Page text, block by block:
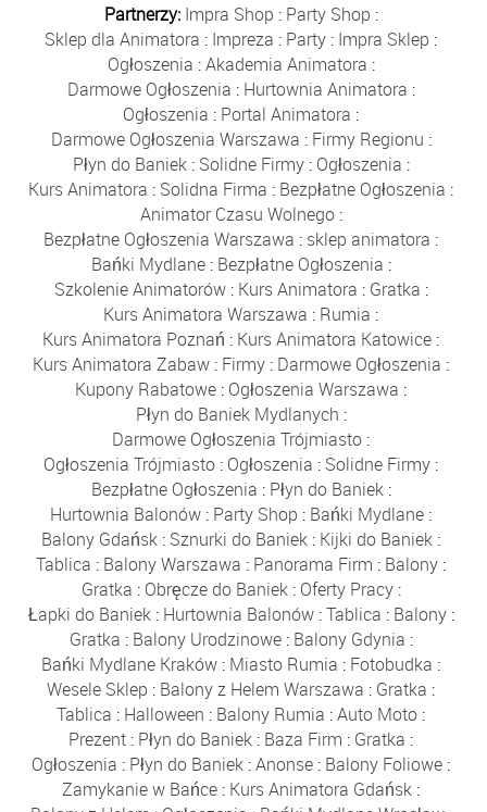
Partnerzy: Impra Shop : Party Shop :
Sklep dla Animatora : Impreza : Party : Impra Sklep :
Ogłoszenia :Akademia Animatora :
Darmowe Ogłoszenia : Hurtownia Animatora :
Ogłoszenia : Portal Animatora :
Darmowe Ogłoszenia Warszawa : Firmy Regionu :
Płyn do Baniek: Solidne Firmy: Ogłoszenia :
Kurs Animatora : Solidna Firma : Bezpłatne Ogłoszenia :
Animator Czasu Wolnego:
Bezpłatne Ogłoszenia Warszawa : sklep animatora :
Bańki Mydlane: Bezpłatne Ogłoszenia :
Szkolenie Animatorów: Kurs Animatora : Gratka :
Kurs Animatora Warszawa : Rumia :
Kurs Animatora Poznań : Kurs Animatora Katowice :
Kurs Animatora Zabaw : Firmy : Darmowe Ogłoszenia :
Kupony Rabatowe : Ogłoszenia Warszawa :
Płyn do Baniek Mydlanych :
Darmowe Ogłoszenia Trójmiasto :
Ogłoszenia Trójmiasto : Ogłoszenia : Solidne Firmy :
Bezpłatne Ogłoszenia : Płyn do Baniek:
Hurtownia Balonów : Party Shop : Bańki Mydlane :
Balony Gdańsk : Sznurki do Baniek : Kijki do Baniek :
Tablica : Balony Warszawa : Panorama Firm : Balony :
Gratka : Obręcze do Baniek: Oferty Pracy:
Łapki do Baniek: Hurtownia Balonów:Tablica : Balony:
Gratka : Balony Urodzinowe: Balony Gdynia :
Bańki Mydlane Kraków : Miasto Rumia : Fotobudka :
Wesele Sklep : Balony z Helem Warszawa : Gratka :
Tablica : Halloween : Balony Rumia :Auto Moto :
Prezent : Płyn do Baniek : Baza Firm : Gratka :
Ogłoszenia : Płyn do Baniek :Anonse : Balony Foliowe :
Zamykanie w Bańce : Kurs Animatora Gdańsk :